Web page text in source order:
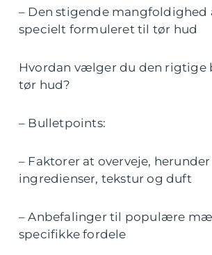
– Den stigende
specielt formuleret til tør hud
Hvordan vælger du den rigtige
tør hud?
– Bulletpoints:
– Faktorer at overveje, herunder
ingredienser, tekstur og duft
– Anbefalinger til populære
specifikke fordele